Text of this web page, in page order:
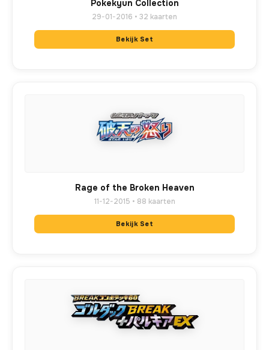
Pokekyun Collection
29-01-2016 • 32 kaarten
Bekijk Set
Rage of the Broken Heaven
11-12-2015 • 88 kaarten
Bekijk Set